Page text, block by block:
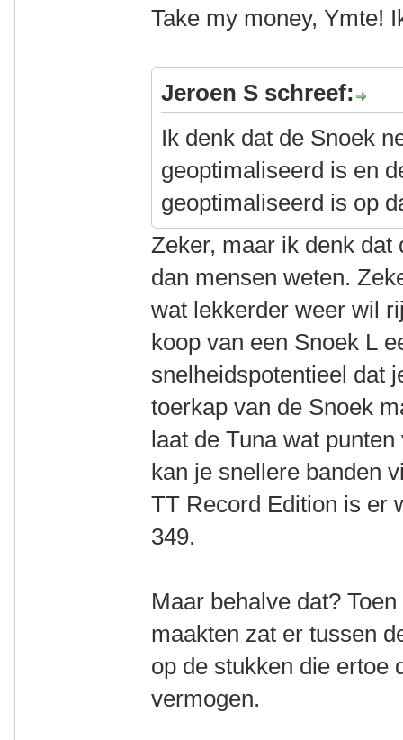
Take my money,
Jeroen S schreef:
Ik denk dat de Snoek
geoptimaliseerd is en
geoptimaliseerd is op
Zeker, maar ik denk
dan mensen weten.
wat lekkerder weer wil
koop van een Snoek L
snelheidspotentieel dat
toerkap van de Snoek
laat de Tuna wat
kan je snellere banden
TT Record Edition is er
349.
Maar behalve dat?
maakten zat er tussen
op de stukken die ertoe
vermogen.